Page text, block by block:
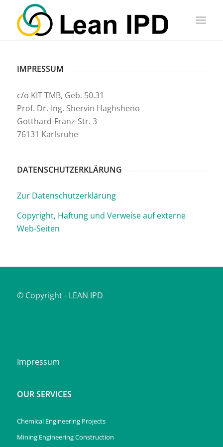
IMPRESSUM
c/o KIT TMB, Geb. 50.31
Prof. Dr.-Ing. Shervin Haghsheno
Gotthard-Franz-Str. 3
76131 Karlsruhe
DATENSCHUTZERKLÄRUNG
Zur Datenschutzerklärung
Copyright, Haftung und Verweise auf externe
Web-Seiten
© Copyright - LEAN IPD
Impressum
OUR SERVICES
Chemical Engineering Projects
Mining Engineering Construction